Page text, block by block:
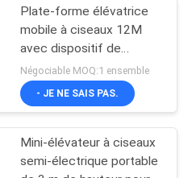
Plate-forme élévatrice
mobile à ciseaux 12M
avec dispositif de
traction
Négociable MOQ:1 ensemble
- JE NE SAIS PAS.
Mini-élévateur à ciseaux
semi-électrique portable